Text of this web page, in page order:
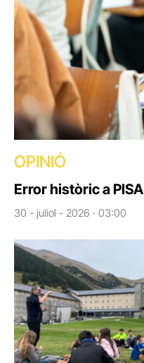
OPINIÓ
Error històric a
30 - juliol - 2026 · 03:00